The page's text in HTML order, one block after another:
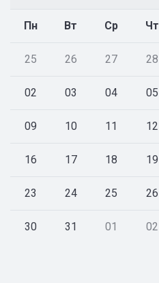
Пн Вт Ср Чт
25 26 27 28
02 03 04 05
09 10 11 12
16 17 18 19
23 24 25 26
30 31 01 02